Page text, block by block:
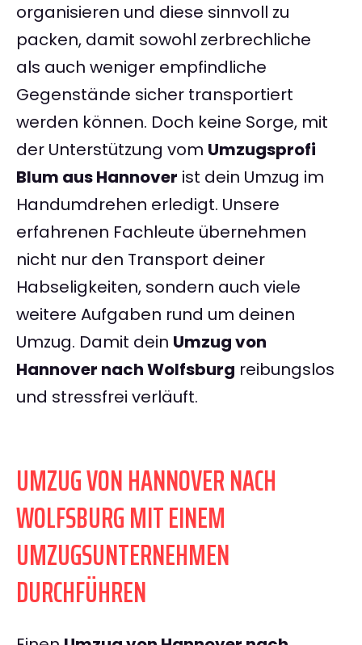
organisieren und diese sinnvoll zu
packen, damit sowohl zerbrechliche
als auch weniger empfindliche
Gegenstände sicher transportiert
werden können. Doch keine Sorge, mit
der Unterstützung vom Umzugsprofi
Blum aus Hannover ist dein Umzug im
Handumdrehen erledigt. Unsere
erfahrenen Fachleute übernehmen
nicht nur den Transport deiner
Habseligkeiten, sondern auch viele
weitere Aufgaben rund um deinen
Umzug. Damit dein Umzug von
Hannover nach Wolfsburg reibungslos
und stressfrei verläuft.
UMZUG VON HANNOVER NACH
WOLFSBURG MIT EINEM
UMZUGSUNTERNEHMEN
DURCHFÜHREN